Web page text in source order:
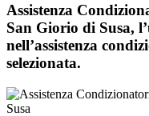
Assistenza
San Giorio di Susa,
nell’assistenza
selezionata.